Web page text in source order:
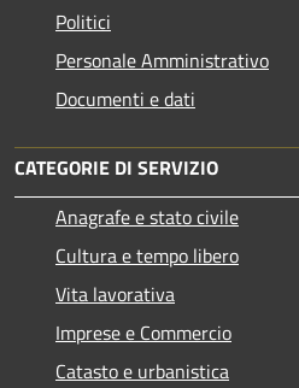
Politici
Personale Amministrativo
Documenti e dati
CATEGORIE DI SERVIZIO
Anagrafe e stato civile
Cultura e tempo libero
Vita lavorativa
Imprese e Commercio
Catasto e urbanistica